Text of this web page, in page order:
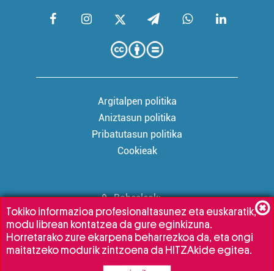
Argitalpen politika
Aniztasun politika
Pribatutasun politika
Cookieak
Babesleak:
Tokiko informazioa profesionaltasunez eta euskaratik,
modu librean kontatzea da gure eginkizuna.
Horretarako zure ekarpena beharrezkoa da, eta ongi
maitatzeko modurik zintzoena da HITZAkide egitea.